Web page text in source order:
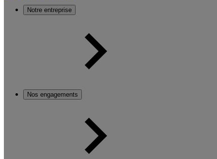
Notre entreprise
Nos engagements